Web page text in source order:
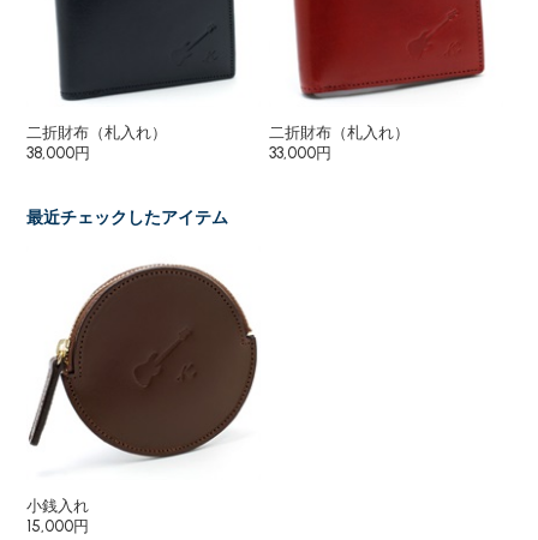
二折財布（札入れ）
38,000円
二折財布（札入れ）
33,000円
最近チェックしたアイテム
小銭入れ
15,000円